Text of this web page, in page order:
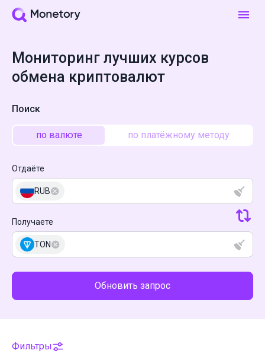
Мониторинг лучших курсов
обмена криптовалют
Поиск
по валюте по платёжному методу
Отдаёте
RUB
Получаете
TON
Обновить запрос
Фильтры